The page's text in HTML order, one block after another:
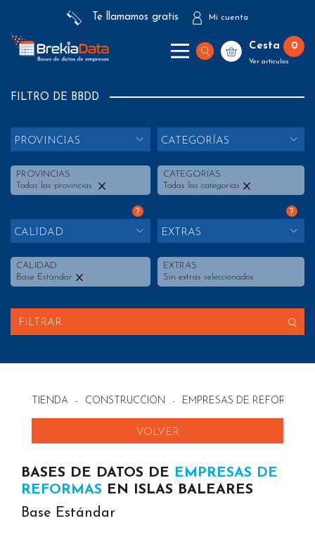
Te llamamos gratis Mi cuenta
Cesta 0
Ver artículos
FILTRO DE BBDD
PROVINCIAS
PROVINCIAS
Todas las provincias
CATEGORÍAS
CATEGORÍAS
Todas las categorías
?
CALIDAD
CALIDAD
Base Estándar
?
EXTRAS
EXTRAS
Sin extras seleccionados
FILTRAR
TIENDA - CONSTRUCCIÓN - EMPRESAS DE REFORMAS
VOLVER
BASES DE DATOS DE EMPRESAS DE
REFORMAS EN ISLAS BALEARES
Base Estándar